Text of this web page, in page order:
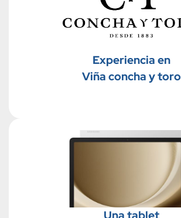
Experiencia en
Viña concha y toro